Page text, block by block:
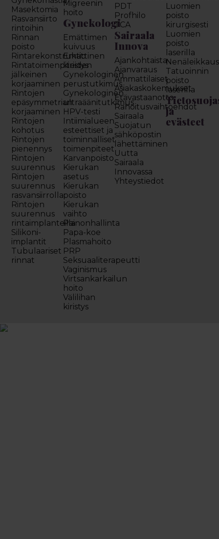
Masektomia
Rasvansiirto
rintoihin
Rinnan
poisto
Rintarekonstruktio
Rintatoimenpiteiden
jälkeinen
korjaaminen
Rintojen
epäsymmetrian
korjaaminen
Rintojen
kohotus
Rintojen
pienennys
Rintojen
suurennus
Rintojen
suurennus
rasvansiirrolla
Rintojen
suurennus
rintaimplanteilla
Silikoni-
implantit
Tubulaariset
rinnat
Migreenin
hoito
Gynekologi
Emättimen
kuivuus
Emättinen
kiristys
Gynekologinen
perustutkimus
Gynekologinen
ultraäänitutkimus
HPV-testi
Intiimialueen
esteettiset ja
toiminnalliset
toimenpiteet
Karvanpoisto
Kierukan
asetus
Kierukan
poisto
Kierukan
vaihto
Painonhallinta
Papa-koe
Plasmahoito
PRP
Seksuaaliterapeutti
Vaginismus
Virtsankarkailun
hoito
Välilihan
kiristys
PDT
Profhilo
TCA
Sairaala
Innova
Ajankohtaista
Ajanvaraus
Ammattilaiset
Asiakaskokemukset
Etävastaanotto
Rahoitusvaihtoehdot
Sairaala
Suojatun
sähköpostin
lähettäminen
Uutta
Sairaala
Innovassa
Yhteystiedot
Luomien
poisto
kirurgisesti
Luomien
poisto
laserilla
Nenäleikkaus
Tatuoinnin
poisto
laserilla
ja
evästeet